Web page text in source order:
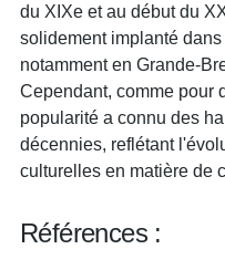
du XIXe et au début du
solidement implanté
notamment en Grande-
Cependant, comme pour
popularité a connu des
décennies, reflétant
culturelles en matière de
Références :